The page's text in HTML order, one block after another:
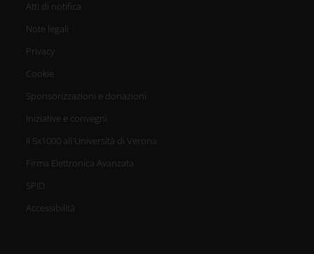
Atti di notifica
Note legali
Privacy
Cookie
Sponsorizzazioni e donazioni
Iniziative e convegni
Il 5x1000 all'Università di Verona
Firma Elettronica Avanzata
SPID
Accessibilità